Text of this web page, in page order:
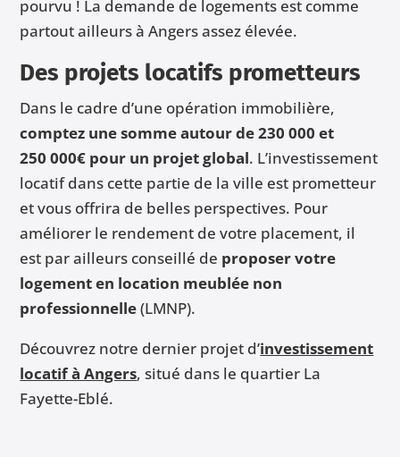
pourvu ! La demande de logements est comme
partout ailleurs à Angers assez élevée.
Des projets locatifs prometteurs
Dans le cadre d’une opération immobilière,
comptez une somme autour de 230 000 et
250 000€ pour un projet global. L’investissement
locatif dans cette partie de la ville est prometteur
et vous offrira de belles perspectives. Pour
améliorer le rendement de votre placement, il
est par ailleurs conseillé de proposer votre
logement en location meublée non
professionnelle(LMNP).
Découvrez notre dernier projet d’investissement
locatif à Angers, situé dans le quartier La
Fayette-Eblé.